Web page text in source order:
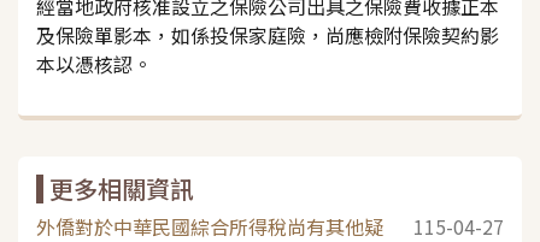
及保險單影本，如係投保家庭險，尚應檢附保險契約影
本以憑核認。
更多相關資訊
外僑對於中華民國綜合所得稅尚有其他疑
115-04-27